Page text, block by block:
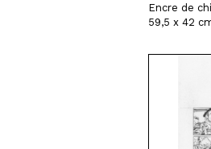
Encre de
59,5 x 42